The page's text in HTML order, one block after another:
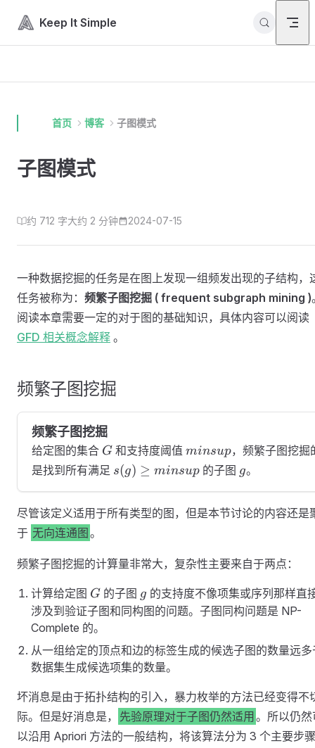
Skip to content
Keep It Simple
首页 博客 子图模式
子图模式
约 712 字大约 2 分钟 2024-07-15
一种数据挖掘的任务是在图上发现一组频发出现的子结构，
任务被称为： 频繁子图挖掘 ( frequent subgraph mining )
阅读本章需要一定的对于图的基础知识，具体内容可以阅读
GFD 相关概念解释 。
频繁子图挖掘
频繁子图挖掘
给定图的集合 G
G 和支持度阈值 minsup
minsup，频繁子图挖掘
是找到所有满足 s ( g )
s(g) ≥ minsup 的子图 g
g。
尽管该定义适用于所有类型的图，但是本节讨论的内容还是
于 无向连通图 。
频繁子图挖掘的计算量非常大，复杂性主要来自于两点：
计算给定图 G
G 的子图 g
g 的支持度不像项集或序列那样直
涉及到验证子图和同构图的问题。子图同构问题是 NP-
Complete 的。
从一组给定的顶点和边的标签生成的候选子图的数量远多
数据集生成候选项集的数量。
坏消息是由于拓扑结构的引入，暴力枚举的方法已经变得不
际。但是好消息是，
先验原理对于子图仍然适用 。所以仍然
以沿用 Apriori 方法的一般结构，将该算法分为 3 个主要步